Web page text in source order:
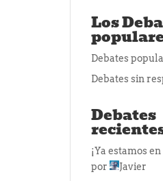
Los
Debates
Debates sin
Debates
¡Ya estamos
por
Javier